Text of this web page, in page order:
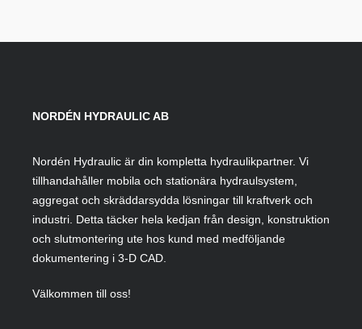
NORDÉN HYDRAULIC AB
Nordén Hydraulic är din kompletta hydraulikpartner. Vi
tillhandahåller mobila och stationära hydraulsystem,
aggregat och skräddarsydda lösningar till kraftverk och
industri. Detta täcker hela kedjan från design, konstruktion
och slutmontering ute hos kund med medföljande
dokumentering i 3-D CAD.
Välkommen till oss!